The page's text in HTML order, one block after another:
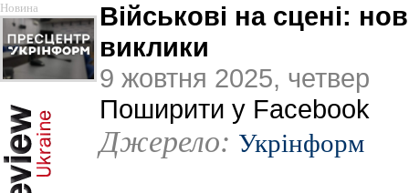
Новина
Військові на сцені:
виклики
9 жовтня 2025, четвер
Поширити у Facebook
Джерело: Укрінформ